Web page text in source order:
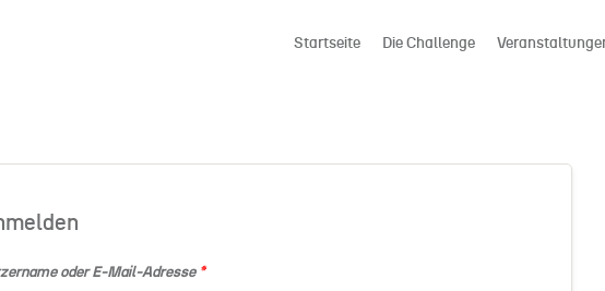
Startseite Die Challenge
oder E-Mail-Adresse *